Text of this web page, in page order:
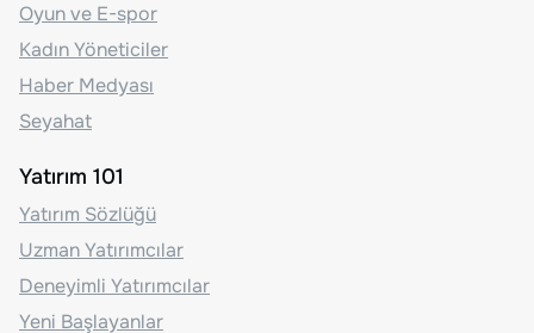
Oyun ve E-spor
Kadın Yöneticiler
Haber Medyası
Seyahat
Yatırım 101
Yatırım Sözlüğü
Uzman Yatırımcılar
Deneyimli Yatırımcılar
Yeni Başlayanlar